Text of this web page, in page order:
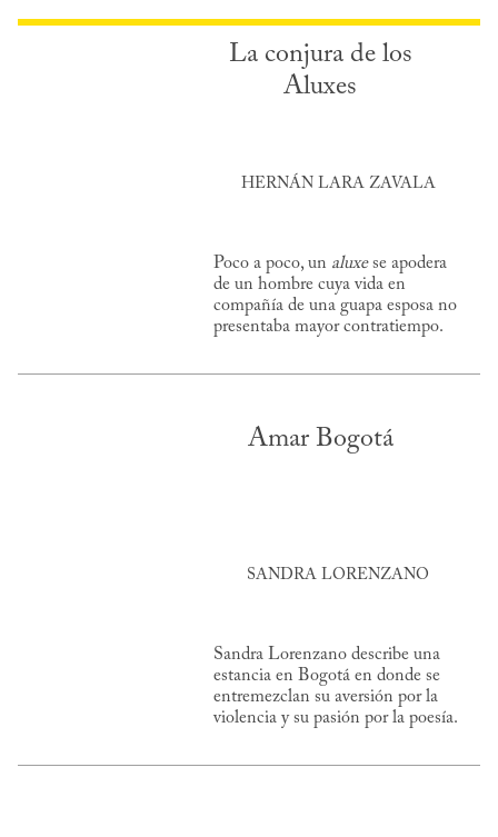
La conjura de los
Aluxes
HERNÁN LARA ZAVALA
Poco a poco, un aluxese apodera
de un hombre cuya vida en
compañía de una guapa esposa no
presentaba mayor contratiempo.
Amar Bogotá
SANDRA LORENZANO
Sandra Lorenzano describe una
estancia en Bogotá en donde se
entremezclan su aversión por la
violencia y su pasión por la poesía.